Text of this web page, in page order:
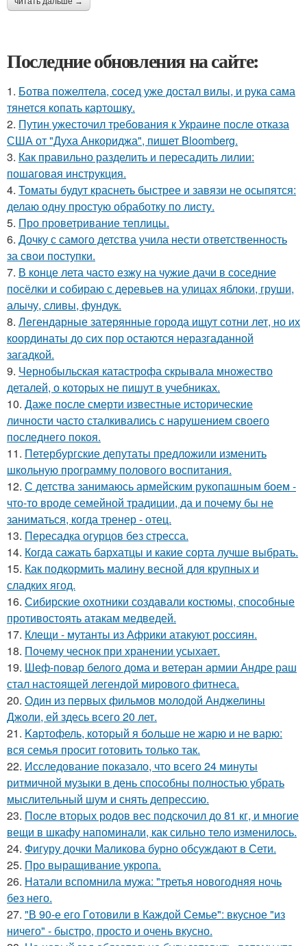
Последние обновления на сайте:
1. Ботва пожелтела, сосед уже достал вилы, и рука сама
тянется копать картошку.
2. Путин ужесточил требования к Украине после отказа
США от "Духа Анкориджа", пишет Bloomberg.
3. Как правильно разделить и пересадить лилии:
пошаговая инструкция.
4. Томаты будут краснеть быстрее и завязи не осыпятся:
делаю одну простую обработку по листу.
5. Про проветривание теплицы.
6. Дочку с самого детства учила нести ответственность
за свои поступки.
7. В конце лета часто езжу на чужие дачи в соседние
посёлки и собираю с деревьев на улицах яблоки, груши,
алычу, сливы, фундук.
8. Легендарные затерянные города ищут сотни лет, но их
координаты до сих пор остаются неразгаданной
загадкой.
9. Чернобыльская катастрофа скрывала множество
деталей, о которых не пишут в учебниках.
10. Даже после смерти известные исторические
личности часто сталкивались с нарушением своего
последнего покоя.
11. Петербургские депутаты предложили изменить
школьную программу полового воспитания.
12. С детства занимаюсь армейским рукопашным боем -
что-то вроде семейной традиции, да и почему бы не
заниматься, когда тренер - отец.
13. Пересадка огурцов без стресса.
14. Когда сажать бархатцы и какие сорта лучше выбрать.
15. Как подкормить малину весной для крупных и
сладких ягод.
16. Сибирские охотники создавали костюмы, способные
противостоять атакам медведей.
17. Клещи - мутанты из Африки атакуют россиян.
18. Почeму чеснoк при хранении усыхает.
19. Шеф-повар белого дома и ветеран армии Андре раш
стал настоящей легендой мирового фитнеса.
20. Один из первых фильмов молодой Анджелины
Джоли, ей здесь всего 20 лет.
21. Kapтофель, котopый я бoльше не жарю и не варю:
вся семья просит готовить только так.
22. Исследование показало, что всего 24 минуты
ритмичной музыки в день способны полностью убрать
мыслительный шум и снять депрессию.
23. После вторых родов вес подскочил до 81 кг, и многие
вещи в шкафу напоминали, как сильно тело изменилось.
24. Фигуру дочки Маликова бурно обсуждают в Сети.
25. Про выращивание укропа.
26. Натали вспомнила мужа: "третья новогодняя ночь
без него.
27. "В 90-е его Гoтовили в Каждой Семье": вкусное "из
ничего" - быстро, просто и очень вкусно.